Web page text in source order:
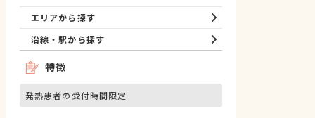
エリアから探す
沿線・駅から探す
特徴
発熱患者の受付時間限定